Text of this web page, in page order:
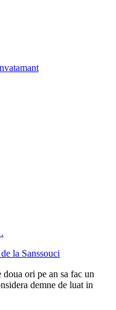
la Sanssouci
ori pe an sa fac un
demne de luat in